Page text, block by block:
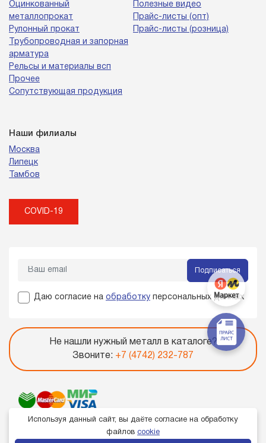
Оцинкованный
металлопрокат
Рулонный прокат
Трубопроводная и запорная
арматура
Рельсы и материалы всп
Прочее
Сопутствующая продукция
Полезные видео
Прайс-листы (опт)
Прайс-листы (розница)
Наши филиалы
Москва
Липецк
Тамбов
COVID-19
Подписаться
Даю согласие на обработку персональных данных
Не нашли нужный металл в каталоге?
Звоните: +7 (4742) 232-787
Используя данный сайт, вы даёте согласие на обработку
файлов cookie